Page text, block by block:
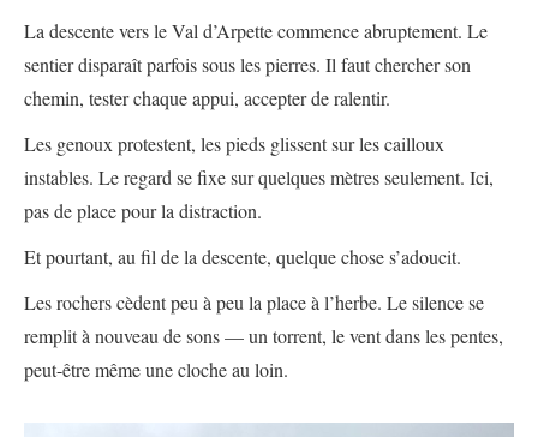
La descente vers le Val d’Arpette commence abruptement. Le
sentier disparaît parfois sous les pierres. Il faut chercher son
chemin, tester chaque appui, accepter de ralentir.
Les genoux protestent, les pieds glissent sur les cailloux
instables. Le regard se fixe sur quelques mètres seulement. Ici,
pas de place pour la distraction.
Et pourtant, au fil de la descente, quelque chose s’adoucit.
Les rochers cèdent peu à peu la place à l’herbe. Le silence se
remplit à nouveau de sons — un torrent, le vent dans les pentes,
peut-être même une cloche au loin.